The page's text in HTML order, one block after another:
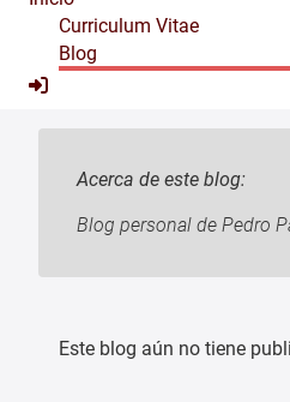
Curriculum Vitae
Blog
Acerca de este blog:
Blog personal de Pedro
Este blog aún no tiene